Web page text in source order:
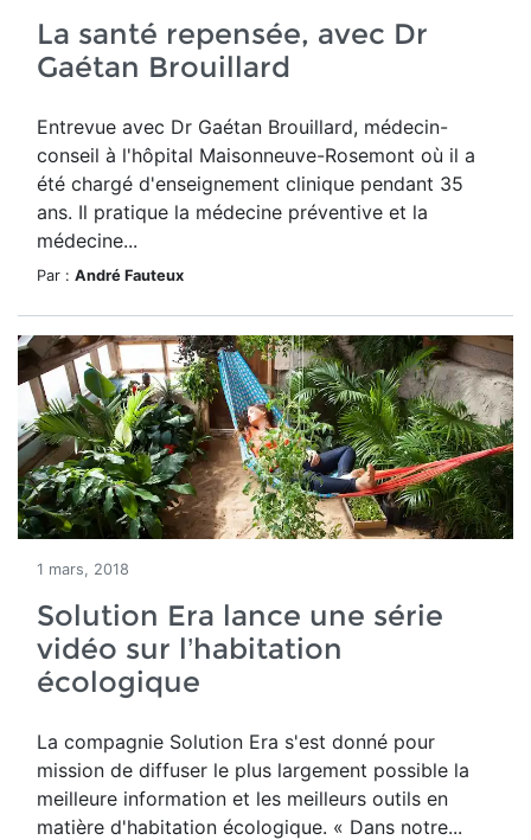
La santé repensée, avec Dr
Gaétan Brouillard
Entrevue avec Dr Gaétan Brouillard, médecin-
conseil à l'hôpital Maisonneuve-Rosemont où il a
été chargé d'enseignement clinique pendant 35
ans. Il pratique la médecine préventive et la
médecine...
Par : André Fauteux
1 mars, 2018
Solution Era lance une série
vidéo sur l’habitation
écologique
La compagnie Solution Era s'est donné pour
mission de diffuser le plus largement possible la
meilleure information et les meilleurs outils en
matière d'habitation écologique. « Dans notre...